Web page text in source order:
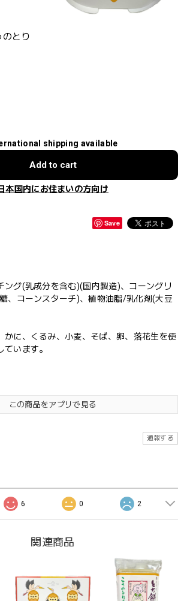
とり
shipping available
Add to cart
本国内にお住まいの方向け
Save
ング(乳成分を含む)(国内製造)、コーングリ
、コーンスターチ)、植物油脂/乳化剤(大豆
に、くるみ、小麦、そば、卵、落花生を使
います。
この商品をアプリで見る
通報する
6 0 2
関連商品